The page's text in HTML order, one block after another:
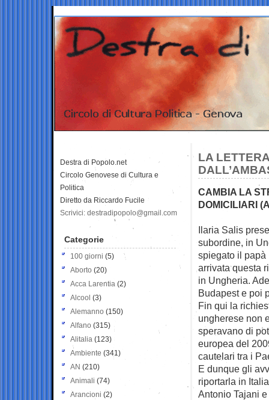
LA
CAMBIA LA
DOMICILIARI
Ilaria Salis
subordine, in
spiegato il papà
arrivata questa
in Ungheria.
Budapest e poi
Fin qui la
ungherese non
speravano di
europea del
cautelari tra i
E dunque gli
riportarla in
Antonio Tajani
Destra di Popolo.net
Circolo Genovese di Cultura e
Politica
Diretto da Riccardo Fucile
Scrivici: destradipopolo@gmail.com
Categorie
100 giorni (5)
Aborto (20)
Acca Larentia (2)
Alcool (3)
Alemanno (150)
Alfano (315)
Alitalia (123)
Ambiente (341)
AN (210)
Animali (74)
Arancioni (2)